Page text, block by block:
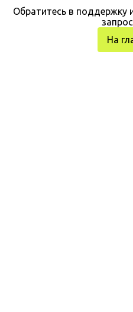
Обратитесь в поддержку
На